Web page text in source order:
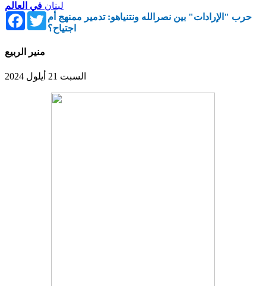
لبنان في العالم
FacebookTwitter
حرب "الإرادات" بين نصرالله ونتنياهو: تدمير ممنهج أم
اجتياح؟
منير الربيع
السبت 21 أيلول 2024